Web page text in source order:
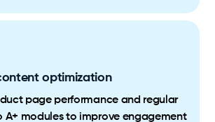
optimization
page performance and regular
A+ modules to improve engagement